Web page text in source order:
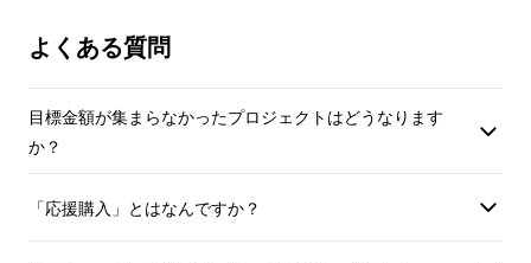
がこもってしまう為避けて下さい
し
し
よくある質問
目標金額が集まらなかったプロジェクトはどうなります
か？
「応援購入」とはなんですか？